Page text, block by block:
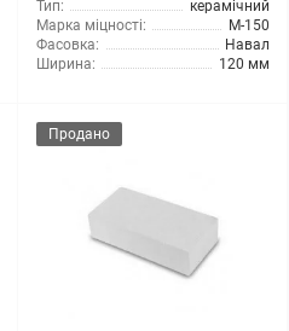
Тип:
керамічний
Марка міцності:
М-150
Фасовка:
Навал
Ширина:
120 мм
Продано